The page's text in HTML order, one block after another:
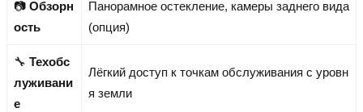
📷 Обзорн
ость
Панорамное остекление, камеры заднего вида
(опция)
🔧 Техобс
луживани
е
Лёгкий доступ к точкам обслуживания с уровн
я земли